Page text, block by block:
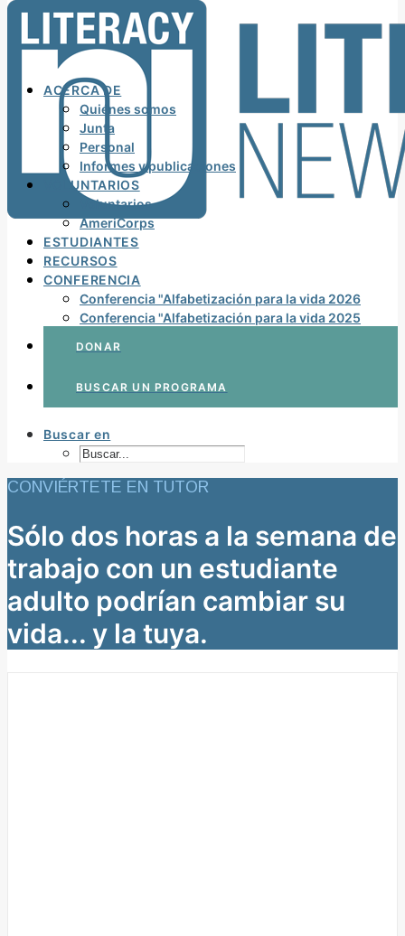
ACERCA DE
Quiénes somos
Junta
Personal
Informes y publicaciones
VOLUNTARIOS
Voluntarios
AmeriCorps
ESTUDIANTES
RECURSOS
CONFERENCIA
Conferencia "Alfabetización para la vida 2026
Conferencia "Alfabetización para la vida 2025
DONAR
BUSCAR UN PROGRAMA
Buscar en
CONVIÉRTETE EN TUTOR
Sólo dos horas a la semana de
trabajo con un estudiante
adulto podrían cambiar su
vida... y la tuya.